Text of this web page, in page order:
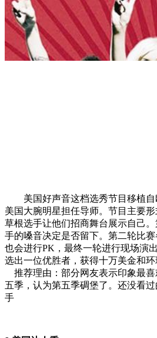
美国好声音这档选秀节目移植自
美国大腕明星担任导师。节目主要
草根选手让他们招商舞台展示自己
手的嗓音决定是否留下。第二轮比
也会进行PK，最终一轮进行现场演
选出一位优胜者，获得十万美金和环
推荐理由：部分网友表示印象最
五季，认为第五季碉堡了。还没看
手